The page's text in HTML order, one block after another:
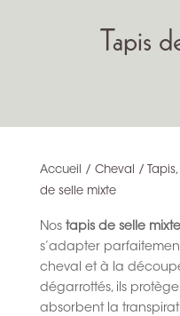
Tapis
Accueil / Cheval /
de selle mixte
Nos tapis de selle
s’adapter
cheval et à la
dégarrottés, ils
absorbent la